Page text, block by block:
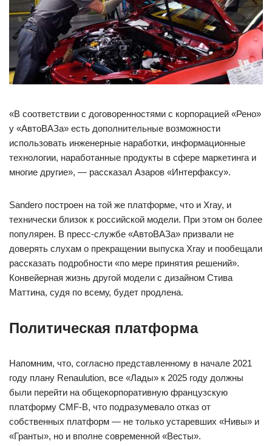
«В соответствии с договоренностями с корпорацией «Рено»
у «АвтоВАЗа» есть дополнительные возможности
использовать инженерные наработки, информационные
технологии, наработанные продукты в сфере маркетинга и
многие другие», — рассказал Азаров «Интерфаксу».
Sandero построен на той же платформе, что и Xray, и
технически близок к российской модели. При этом он более
популярен. В пресс-службе «АвтоВАЗа» призвали не
доверять слухам о прекращении выпуска Xray и пообещали
рассказать подробности «по мере принятия решений».
Конвейерная жизнь другой модели с дизайном Стива
Маттина, судя по всему, будет продлена.
Политическая платформа
Напомним, что, согласно представленному в начале 2021
году плану Renaulution, все «Лады» к 2025 году должны
были перейти на общекорпоративную французскую
платформу CMF-B, что подразумевало отказ от
собственных платформ — не только устаревших «Нивы» и
«Гранты», но и вполне современной «Весты».